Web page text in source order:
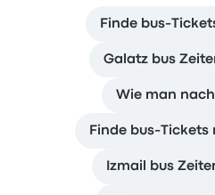
Finde bus-
Galatz bus
Wie man
Finde bus-Tickets
Izmail bus